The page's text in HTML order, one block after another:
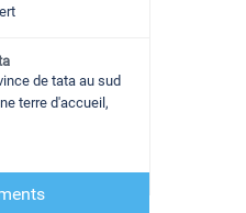
de tata au sud
terre d'accueil,